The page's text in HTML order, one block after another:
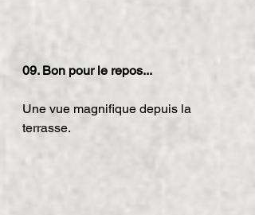
09. Bon pour le repos...
Une vue magnifique depuis la
terrasse.